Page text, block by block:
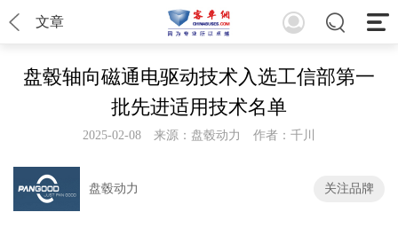
文章
盘毂轴向磁通电驱动技术入选工信部第一
批先进适用技术名单
2025-02-08 来源：盘毂动力 作者：千川
盘毂动力 关注品牌